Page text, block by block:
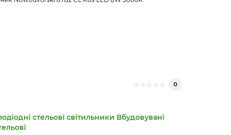
0
стельові світильники Вбудовувані